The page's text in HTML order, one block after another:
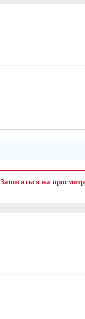
Записаться на просмотр